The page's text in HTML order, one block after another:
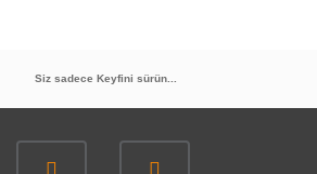
Siz sadece Keyfini sürün...